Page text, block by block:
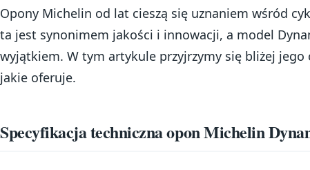
Opony Michelin od lat cieszą się uznaniem wśród
ta jest synonimem jakości i innowacji, a model
wyjątkiem. W tym artykule przyjrzymy się bliżej jego
jakie oferuje.
Specyfikacja techniczna opon Michelin